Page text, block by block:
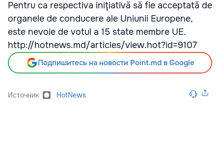
Pentru ca respectiva iniţiativă să fie acceptată de
organele de conducere ale Uniunii Europene,
este nevoie de votul a 15 state membre UE.
http://hotnews.md/articles/view.hot?id=9107
Подпишитесь на новости Point.md в Google
Источник HotNews